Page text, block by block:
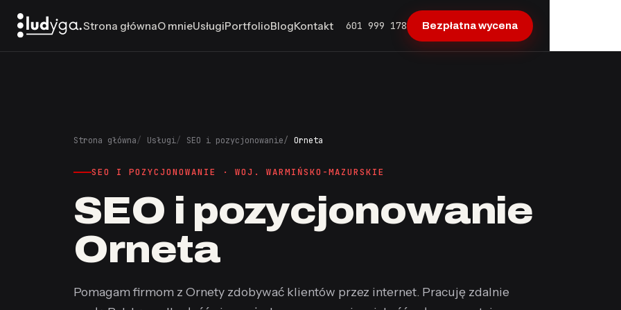
Strona głównaO mnieUsługiPortfolioBlogKontakt 601 999 178 Bezpłatna wycena
Strona główna Usługi SEO i pozycjonowanie Orneta
SEO I POZYCJONOWANIE · WOJ. WARMIŃSKO-MAZURSKIE
SEO i pozycjonowanie
Orneta
Pomagam firmom z Ornety zdobywać klientów przez internet. Pracuję zdalnie